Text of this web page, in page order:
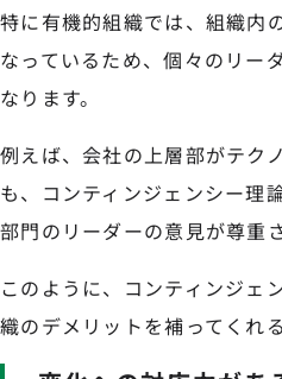
特に有機的組織では、組織内
なっているため、個々のリー
なります。
例えば、会社の上層部がテク
も、コンティンジェンシー理
部門のリーダーの意見が尊重
このように、コンティンジェ
織のデメリットを補ってくれ